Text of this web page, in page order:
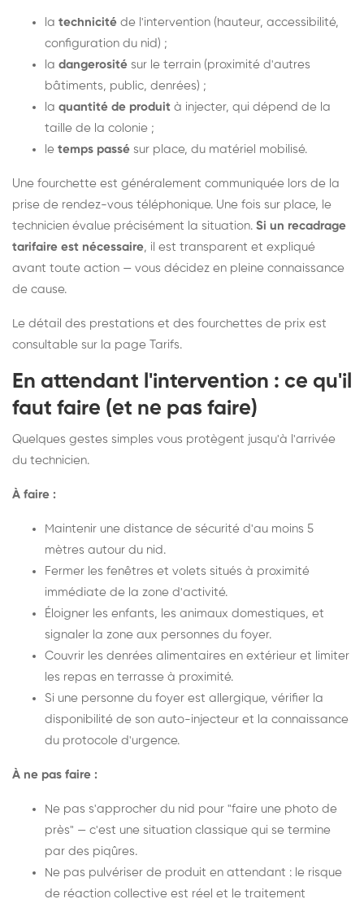
la technicité de l'intervention (hauteur, accessibilité,
configuration du nid) ;
la dangerosité sur le terrain (proximité d'autres
bâtiments, public, denrées) ;
la quantité de produit à injecter, qui dépend de la
taille de la colonie ;
le temps passé sur place, du matériel mobilisé.
Une fourchette est généralement communiquée lors de la
prise de rendez-vous téléphonique. Une fois sur place, le
technicien évalue précisément la situation. Si un recadrage
tarifaire est nécessaire, il est transparent et expliqué
avant toute action — vous décidez en pleine connaissance
de cause.
Le détail des prestations et des fourchettes de prix est
consultable sur la page Tarifs.
En attendant l'intervention : ce qu'il
faut faire (et ne pas faire)
Quelques gestes simples vous protègent jusqu'à l'arrivée
du technicien.
À faire :
Maintenir une distance de sécurité d'au moins 5
mètres autour du nid.
Fermer les fenêtres et volets situés à proximité
immédiate de la zone d'activité.
Éloigner les enfants, les animaux domestiques, et
signaler la zone aux personnes du foyer.
Couvrir les denrées alimentaires en extérieur et limiter
les repas en terrasse à proximité.
Si une personne du foyer est allergique, vérifier la
disponibilité de son auto-injecteur et la connaissance
du protocole d'urgence.
À ne pas faire :
Ne pas s'approcher du nid pour "faire une photo de
près" — c'est une situation classique qui se termine
par des piqûres.
Ne pas pulvériser de produit en attendant : le risque
de réaction collective est réel et le traitement